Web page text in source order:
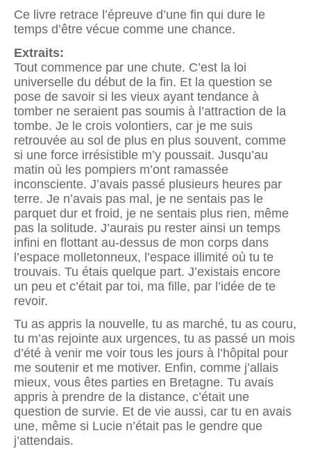
Ce livre retrace l’épreuve d’une fin qui dure le
temps d’être vécue comme une chance.
Extraits:
Tout commence par une chute. C’est la loi
universelle du début de la fin. Et la question se
pose de savoir si les vieux ayant tendance à
tomber ne seraient pas soumis à l’attraction de la
tombe. Je le crois volontiers, car je me suis
retrouvée au sol de plus en plus souvent, comme
si une force irrésistible m’y poussait. Jusqu’au
matin où les pompiers m’ont ramassée
inconsciente. J’avais passé plusieurs heures par
terre. Je n’avais pas mal, je ne sentais pas le
parquet dur et froid, je ne sentais plus rien, même
pas la solitude. J’aurais pu rester ainsi un temps
infini en flottant au-dessus de mon corps dans
l’espace molletonneux, l’espace illimité où tu te
trouvais. Tu étais quelque part. J’existais encore
un peu et c’était par toi, ma fille, par l’idée de te
revoir.
Tu as appris la nouvelle, tu as marché, tu as couru,
tu m’as rejointe aux urgences, tu as passé un mois
d’été à venir me voir tous les jours à l’hôpital pour
me soutenir et me motiver. Enfin, comme j’allais
mieux, vous êtes parties en Bretagne. Tu avais
appris à prendre de la distance, c’était une
question de survie. Et de vie aussi, car tu en avais
une, même si Lucie n’était pas le gendre que
j’attendais.